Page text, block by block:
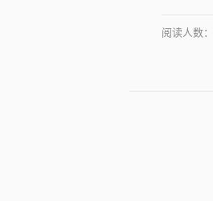
阅读人数：